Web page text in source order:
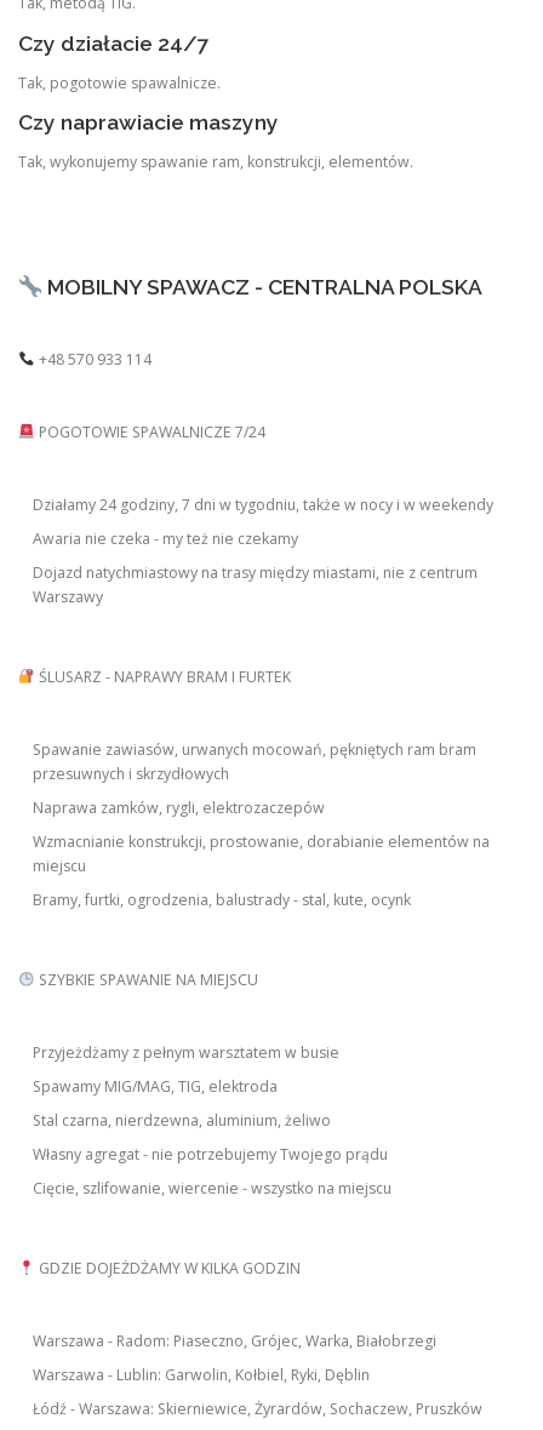
Czy działacie 24/7
Tak, pogotowie spawalnicze.
Czy naprawiacie maszyny
Tak, wykonujemy spawanie ram, konstrukcji, elementów.
MOBILNY SPAWACZ - CENTRALNA POLSKA
+48 570 933 114
POGOTOWIE SPAWALNICZE 7/24
Działamy 24 godziny, 7 dni w tygodniu, także w nocy i w weekendy
Awaria nie czeka - my też nie czekamy
Dojazd natychmiastowy na trasy między miastami, nie z centrum
Warszawy
ŚLUSARZ - NAPRAWY BRAM I FURTEK
Spawanie zawiasów, urwanych mocowań, pękniętych ram bram
przesuwnych i skrzydłowych
Naprawa zamków, rygli, elektrozaczepów
Wzmacnianie konstrukcji, prostowanie, dorabianie elementów na
miejscu
Bramy, furtki, ogrodzenia, balustrady - stal, kute, ocynk
SZYBKIE SPAWANIE NA MIEJSCU
Przyjeżdżamy z pełnym warsztatem w busie
Spawamy MIG/MAG, TIG, elektroda
Stal czarna, nierdzewna, aluminium, żeliwo
Własny agregat - nie potrzebujemy Twojego prądu
Cięcie, szlifowanie, wiercenie - wszystko na miejscu
GDZIE DOJEŻDŻAMY W KILKA GODZIN
Warszawa - Radom: Piaseczno, Grójec, Warka, Białobrzegi
Warszawa - Lublin: Garwolin, Kołbiel, Ryki, Dęblin
Łódź - Warszawa: Skierniewice, Żyrardów, Sochaczew, Pruszków